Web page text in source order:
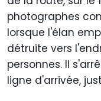
photographes
lorsque l'élan
détruite vers
personnes. Il
ligne d'arrivée,